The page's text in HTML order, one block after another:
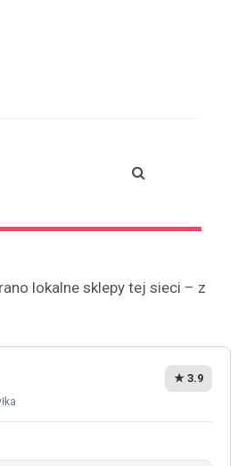
lokalne sklepy tej sieci – z
★ 3.9